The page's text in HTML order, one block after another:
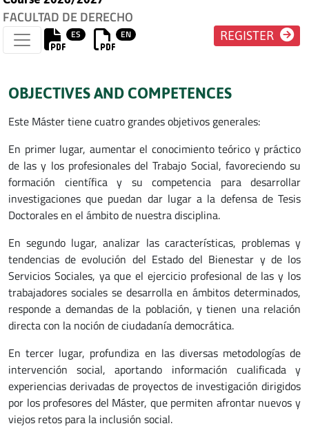
FACULTAD DE DERECHO
ES EN REGISTER
OBJECTIVES AND COMPETENCES
Este Máster tiene cuatro grandes objetivos generales:
En primer lugar, aumentar el conocimiento teórico y práctico
de las y los profesionales del Trabajo Social, favoreciendo su
formación científica y su competencia para desarrollar
investigaciones que puedan dar lugar a la defensa de Tesis
Doctorales en el ámbito de nuestra disciplina.
En segundo lugar, analizar las características, problemas y
tendencias de evolución del Estado del Bienestar y de los
Servicios Sociales, ya que el ejercicio profesional de las y los
trabajadores sociales se desarrolla en ámbitos determinados,
responde a demandas de la población, y tienen una relación
directa con la noción de ciudadanía democrática.
En tercer lugar, profundiza en las diversas metodologías de
intervención social, aportando información cualificada y
experiencias derivadas de proyectos de investigación dirigidos
por los profesores del Máster, que permiten afrontar nuevos y
viejos retos para la inclusión social.